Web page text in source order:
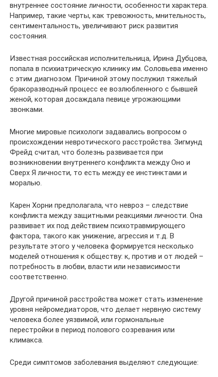
внутреннее состояние личности, особенности характера.
Например, такие черты, как тревожность, мнительность,
сентиментальность, увеличивают риск развития
состояния.
Известная российская исполнительница, Ирина Дубцова,
попала в психиатрическую клинику им. Соловьева именно
с этим диагнозом. Причиной этому послужил тяжелый
бракоразводный процесс ее возлюбленного с бывшей
женой, которая досаждала певице угрожающими
звонками.
Многие мировые психологи задавались вопросом о
происхождении невротического расстройства. Зигмунд
Фрейд считал, что болезнь развивается при
возникновении внутреннего конфликта между Оно и
Сверх Я личности, то есть между ее инстинктами и
моралью.
Карен Хорни предполагала, что невроз – следствие
конфликта между защитными реакциями личности. Она
развивает их под действием психотравмирующего
фактора, такого как унижение, агрессия и т.д. В
результате этого у человека формируется несколько
моделей отношения к обществу: к, против и от людей –
потребность в любви, власти или независимости
соответственно.
Другой причиной расстройства может стать изменение
уровня нейромедиаторов, что делает нервную систему
человека более уязвимой, или гормональные
перестройки в период полового созревания или
климакса.
Среди симптомов заболевания выделяют следующие: